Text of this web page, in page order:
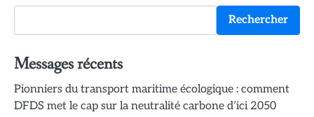
Rechercher
Messages récents
Pionniers du transport maritime écologique : comment
DFDS met le cap sur la neutralité carbone d’ici 2050